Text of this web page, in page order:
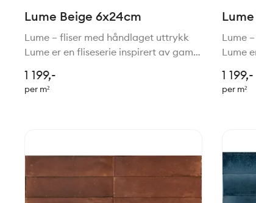
Lume Beige 6x24cm
Lume – fliser med håndlaget uttrykk
Lume er en fliseserie inspirert av gamle
gjenskapt med moderne teknologi.
Resultatet er en vakker kombinasjon
1 199,-
per m²
Lume
Lume
1 199,-
per m²